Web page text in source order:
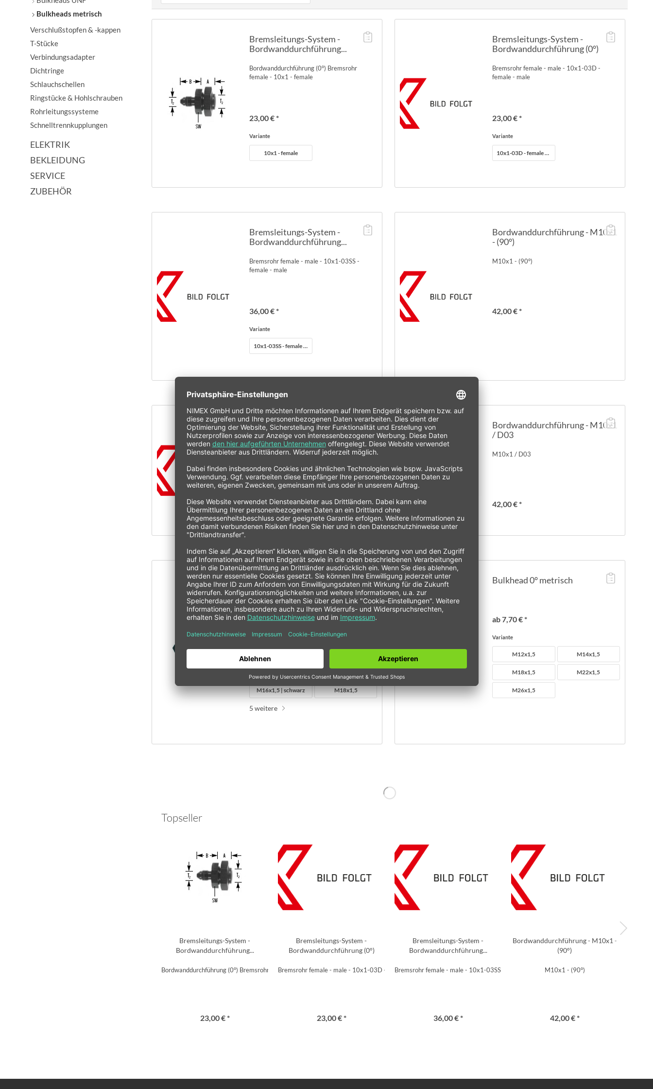
Bulkheads metrisch
Verschlußstopfen & -kappen
T-Stücke
Verbindungsadapter
Dichtringe
Schlauchschellen
Ringstücke & Hohlschrauben
Rohrleitungssysteme
Schnelltrennkupplungen
ELEKTRIK
BEKLEIDUNG
SERVICE
ZUBEHÖR
Bremsleitungs-System -
Bordwanddurchführung...
Bordwanddurchführung (0°) Bremsrohr
female - 10x1 - female
23,00 € *
Variante
10x1 - female
Bremsleitungs-System -
Bordwanddurchführung (0°)
Bremsrohr female - male - 10x1-03D -
female - male
23,00 € *
Variante
10x1-03D - female - male
Bremsleitungs-System -
Bordwanddurchführung...
Bremsrohr female - male - 10x1-03SS -
female - male
36,00 € *
Variante
10x1-03SS - female - male
Bordwanddurchführung - M10x1
- (90°)
M10x1 - (90°)
42,00 € *
Bordwanddurchführung - M10x1
M10x1
42,00 € *
Bordwanddurchführung - M10x1
/ D03
M10x1 / D03
42,00 € *
Mutter für Bulkhead metrisch
ab 2,50 € *
Variante
M16x1,5 | schwarz M18x1,5
5 weitere
Bulkhead 0° metrisch
ab 7,70 € *
Variante
M12x1,5 M14x1,5
M18x1,5 M22x1,5
M26x1,5
Topseller
Bremsleitungs-System -
Bordwanddurchführung...
Bordwanddurchführung (0°) Bremsrohr female - 10x1 - female
23,00 € *
Bremsleitungs-System -
Bordwanddurchführung (0°)
Bremsrohr female - male - 10x1-03D - female - male
23,00 € *
Bremsleitungs-System -
Bordwanddurchführung...
Bremsrohr female - male - 10x1-03SS - female - male
36,00 € *
Bordwanddurchführung - M10x1 -
(90°)
M10x1 - (90°)
42,00 € *